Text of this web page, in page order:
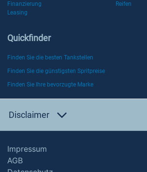
Finanzierung
Reifen
Leasing
Quickfinder
Finden Sie die besten Tankstellen
Finden Sie die günstigsten Spritpreise
Finden Sie Ihre bevorzugte Marke
Disclaimer
Impressum
AGB